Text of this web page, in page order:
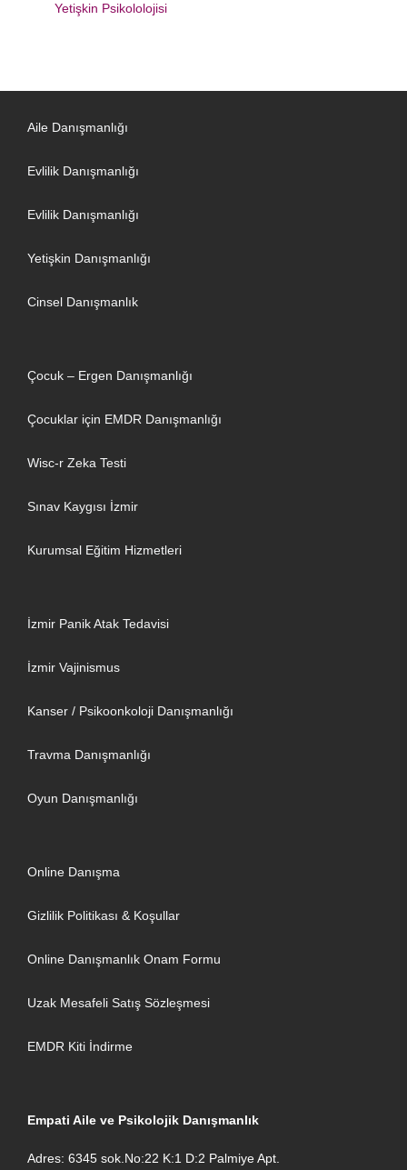
Yetişkin Psikololojisi
Aile Danışmanlığı
Evlilik Danışmanlığı
Evlilik Danışmanlığı
Yetişkin Danışmanlığı
Cinsel Danışmanlık
Çocuk – Ergen Danışmanlığı
Çocuklar için EMDR Danışmanlığı
Wisc-r Zeka Testi
Sınav Kaygısı İzmir
Kurumsal Eğitim Hizmetleri
İzmir Panik Atak Tedavisi
İzmir Vajinismus
Kanser / Psikoonkoloji Danışmanlığı
Travma Danışmanlığı
Oyun Danışmanlığı
Online Danışma
Gizlilik Politikası & Koşullar
Online Danışmanlık Onam Formu
Uzak Mesafeli Satış Sözleşmesi
EMDR Kiti İndirme
Empati Aile ve Psikolojik Danışmanlık
Adres: 6345 sok.No:22 K:1 D:2 Palmiye Apt.